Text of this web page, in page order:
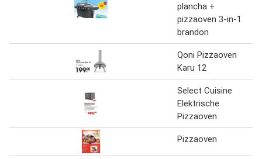
plancha +
pizzaoven 3-in-1
brandon
Qoni Pizzaoven
Karu 12
Select Cuisine
Elektrische
Pizzaoven
Pizzaoven